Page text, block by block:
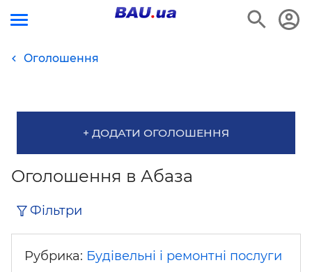
Оголошення
+ ДОДАТИ ОГОЛОШЕННЯ
Оголошення в Абаза
Фільтри
Рубрика: Будівельні і ремонтні послуги